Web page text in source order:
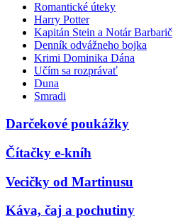
Romantické úteky
Harry Potter
Kapitán Stein a Notár Barbarič
Denník odvážneho bojka
Krimi Dominika Dána
Učím sa rozprávať
Duna
Smradi
Darčekové poukážky
Čítačky e-kníh
Vecičky od Martinusu
Káva, čaj a pochutiny